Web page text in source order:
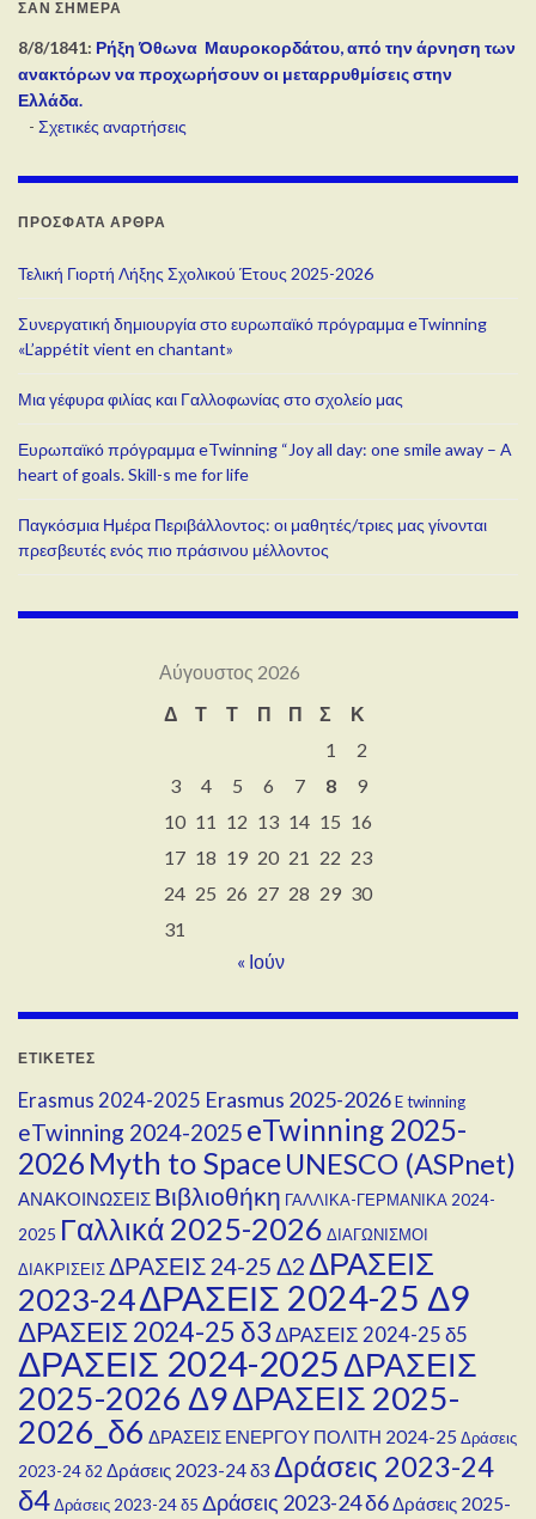
ΣΑΝ ΣΉΜΕΡΑ
8/8/1841: Ρήξη Όθωνα  Μαυροκορδάτου, από την άρνηση των
ανακτόρων να προχωρήσουν οι μεταρρυθμίσεις στην
Ελλάδα.
- Σχετικές αναρτήσεις
ΠΡΌΣΦΑΤΑ ΆΡΘΡΑ
Τελική Γιορτή Λήξης Σχολικού Έτους 2025-2026
Συνεργατική δημιουργία στο ευρωπαϊκό πρόγραμμα eTwinning
«L’appétit vient en chantant»
Μια γέφυρα φιλίας και Γαλλοφωνίας στο σχολείο μας
Ευρωπαϊκό πρόγραμμα eTwinning “Joy all day: one smile away – A
heart of goals. Skill-s me for life
Παγκόσμια Ημέρα Περιβάλλοντος: οι μαθητές/τριες μας γίνονται
πρεσβευτές ενός πιο πράσινου μέλλοντος
Αύγουστος 2026
Δ
Τ Τ Π Π Σ
Κ
1
2
3
4 5 6 7 8
9
10 11 12 13 14 15 16
17 18 19 20 21 22 23
24 25 26 27 28 29 30
31
« Ιούν
ΕΤΙΚΈΤΕΣ
Erasmus 2024-2025 Erasmus 2025-2026E twinning
eTwinning 2024-2025 eTwinning 2025-
2026 Myth to SpaceUNESCO (ASPnet)
ΑΝΑΚΟΙΝΩΣΕΙΣ Βιβλιοθήκη ΓΑΛΛΙΚΑ-ΓΕΡΜΑΝΙΚΑ 2024-
2025 Γαλλικά 2025-2026 ΔΙΑΓΩΝΙΣΜΟΙ
ΔΙΑΚΡΙΣΕΙΣΔΡΑΣΕΙΣ 24-25 Δ2ΔΡΑΣΕΙΣ
2023-24ΔΡΑΣΕΙΣ 2024-25 Δ9
ΔΡΑΣΕΙΣ 2024-25 δ3ΔΡΑΣΕΙΣ 2024-25 δ5
ΔΡΑΣΕΙΣ 2024-2025ΔΡΑΣΕΙΣ
2025-2026 Δ9ΔΡΑΣΕΙΣ 2025-
2026_δ6 ΔΡΑΣΕΙΣ ΕΝΕΡΓΟΥ ΠΟΛΙΤΗ 2024-25 Δράσεις
2023-24 δ2 Δράσεις 2023-24 δ3 Δράσεις 2023-24
δ4Δράσεις 2023-24 δ5 Δράσεις 2023-24 δ6Δράσεις 2025-